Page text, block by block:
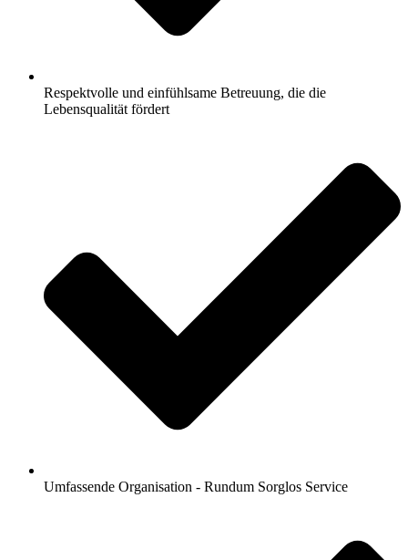
Respektvolle und einfühlsame Betreuung, die die
Lebensqualität fördert
Umfassende Organisation - Rundum Sorglos Service